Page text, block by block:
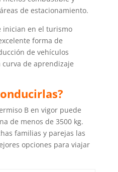
de estacionamiento.
inician en el turismo
forma de
de vehículos
de aprendizaje
B en vigor puede
de menos de 3500 kg.
familias y parejas las
opciones para viajar